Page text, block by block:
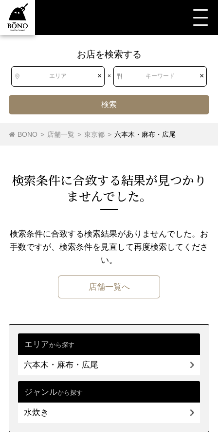
お店を検索する
エリア × × キーワード ×
検索
BONO > 店舗一覧 > 東京都 > 六本木・麻布・広尾
エリアから探す
六本木・麻布・広尾
すべて 東京都 六本木・麻布・広尾
目黒・白金・五反田 銀座・新橋・有楽町
渋谷・恵比寿・代官山 中野～西荻窪
新宿・代々木・大久保 吉祥寺・三鷹・武蔵境
西武沿線
原宿・表参道・青山 板橋・東武沿線
六本木・麻布・広尾 大塚・巣鴨・駒込・赤羽
四ツ谷・市ヶ谷・飯田橋 小金井・国分寺・国立
両国・錦糸町・小岩
築地・湾岸・お台場 立川市・八王子市周辺
浜松町・田町・品川
伊豆諸島・小笠原
ジャンルから探す
水炊き
すべて 鍋 水炊き
水炊き ちりとり鍋・てっちゃん鍋 中国鍋・火鍋
うどんすき もつ鍋
検索条件に合致する結果が⾒つかり
ませんでした。
検索条件に合致する検索結果がありませんでした。 お
手数ですが、検索条件を⾒直して再度検索してくださ
い。
店舗一覧へ